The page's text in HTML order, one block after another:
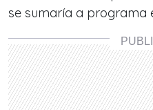
se sumaría a programa